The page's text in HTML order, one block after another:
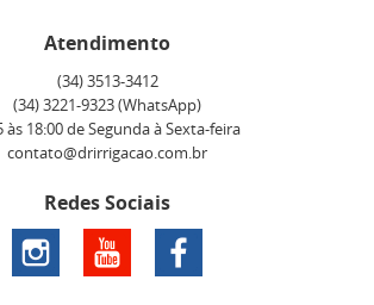
Atendimento
(34)3513-3412
(34)3221-9323(WhatsApp)
às 18:00 de Segunda à Sexta-feira
contato@drirrigacao.com.br
Redes Sociais